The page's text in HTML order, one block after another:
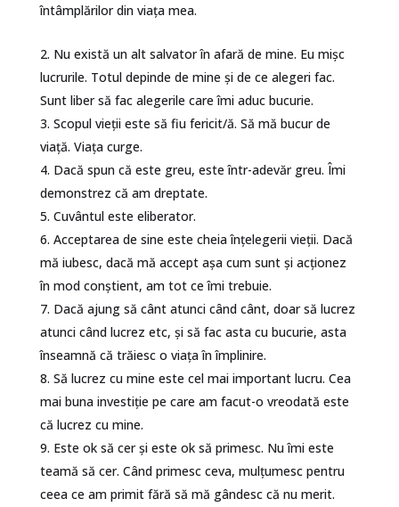
întâmplărilor din viața mea.
Nu există un alt salvator în afară de mine. Eu mișc
lucrurile. Totul depinde de mine și de ce alegeri fac.
Sunt liber să fac alegerile care îmi aduc bucurie.
Scopul vieții este să fiu fericit/ă. Să mă bucur de
viață. Viața curge.
Dacă spun că este greu, este într-adevăr greu. Îmi
demonstrez că am dreptate.
Cuvântul este eliberator.
Acceptarea de sine este cheia înțelegerii vieții. Dacă
mă iubesc, dacă mă accept așa cum sunt și acționez
în mod conștient, am tot ce îmi trebuie.
Dacă ajung să cânt atunci când cânt, doar să lucrez
atunci când lucrez etc, și să fac asta cu bucurie, asta
înseamnă că trăiesc o viața în împlinire.
Să lucrez cu mine este cel mai important lucru. Cea
mai buna investiție pe care am facut-o vreodată este
că lucrez cu mine.
Este ok să cer și este ok să primesc. Nu îmi este
teamă să cer. Când primesc ceva, mulțumesc pentru
ceea ce am primit fără să mă gândesc că nu merit.